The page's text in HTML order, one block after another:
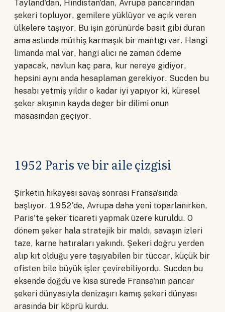
Tayland'dan, Hindistan'dan, Avrupa pancarından
şekeri topluyor, gemilere yüklüyor ve açık veren
ülkelere taşıyor. Bu işin görünürde basit gibi duran
ama aslında müthiş karmaşık bir mantığı var. Hangi
limanda mal var, hangi alıcı ne zaman ödeme
yapacak, navlun kaç para, kur nereye gidiyor,
hepsini aynı anda hesaplaman gerekiyor. Sucden bu
hesabı yetmiş yıldır o kadar iyi yapıyor ki, küresel
şeker akışının kayda değer bir dilimi onun
masasından geçiyor.
1952 Paris ve bir aile çizgisi
Şirketin hikayesi savaş sonrası Fransa'sında
başlıyor. 1952'de, Avrupa daha yeni toparlanırken,
Paris'te şeker ticareti yapmak üzere kuruldu. O
dönem şeker hala stratejik bir maldı, savaşın izleri
taze, karne hatıraları yakındı. Şekeri doğru yerden
alıp kıt olduğu yere taşıyabilen bir tüccar, küçük bir
ofisten bile büyük işler çevirebiliyordu. Sucden bu
eksende doğdu ve kısa sürede Fransa'nın pancar
şekeri dünyasıyla denizaşırı kamış şekeri dünyası
arasında bir köprü kurdu.